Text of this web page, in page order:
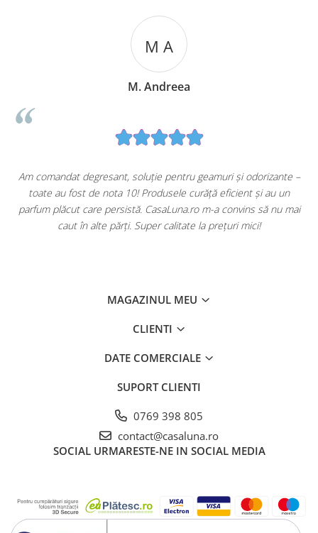
M A
M. Andreea
Am comandat degresant, soluție pentru geamuri și odorizante –
toate au fost de nota 10! Produsele curăță eficient și au un
parfum plăcut care persistă. CasaLuna.ro m-a convins să nu mai
caut în alte părți. Super calitate la prețuri mici!
MAGAZINUL MEU
CLIENTI
DATE COMERCIALE
SUPORT CLIENTI
0769 398 805
contact@casaluna.ro
SOCIAL URMARESTE-NE IN SOCIAL MEDIA